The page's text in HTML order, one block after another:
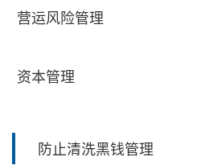
营运风险管理
资本管理
防止清洗黑钱管理